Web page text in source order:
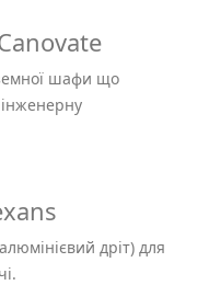
шафи що
інженерну
дріт) для